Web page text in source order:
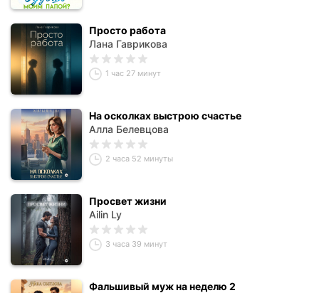
Просто работа
Лана Гаврикова
1 час 27 минут
На осколках выстрою счастье
Алла Белевцова
2 часа 52 минуты
Просвет жизни
Ailin Ly
3 часа 39 минут
Фальшивый муж на неделю 2